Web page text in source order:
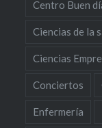
Centro Buen
Ciencias de la
Ciencias
Conciertos
Enfermería